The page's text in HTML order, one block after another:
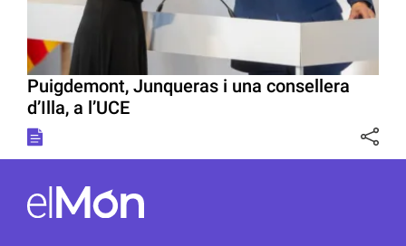
Puigdemont, Junqueras i una consellera
d’Illa, a l’UCE